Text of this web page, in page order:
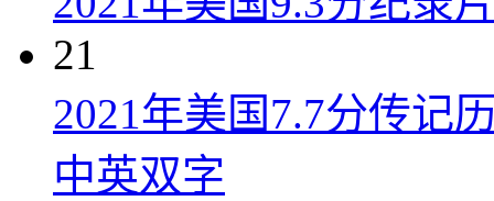
21
2021年美国7.7分传记
中英双字